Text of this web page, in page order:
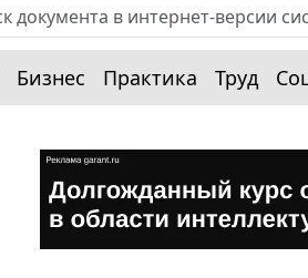
Бизнес Практика Труд